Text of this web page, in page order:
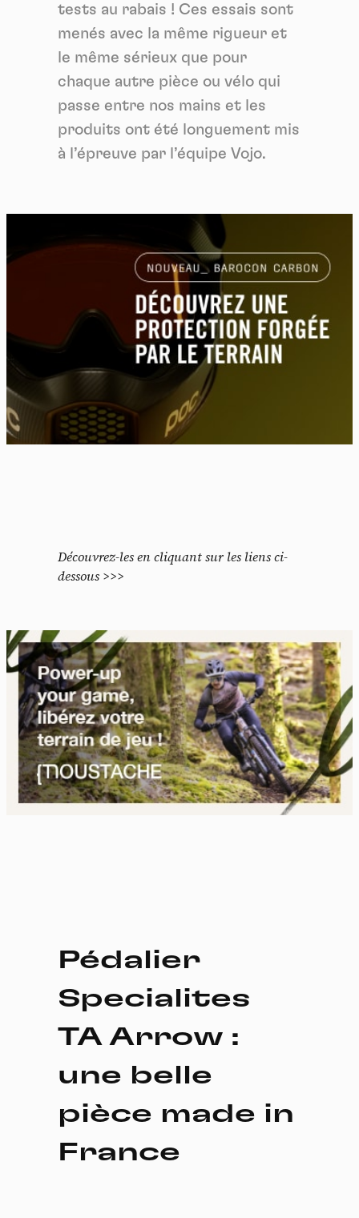
tests au rabais ! Ces essais sont
menés avec la même rigueur et
le même sérieux que pour
chaque autre pièce ou vélo qui
passe entre nos mains et les
produits ont été longuement mis
à l’épreuve par l’équipe Vojo.
Découvrez-les en cliquant sur les liens ci-
dessous >>>
Pédalier
Specialites
TA Arrow :
une belle
pièce made in
France